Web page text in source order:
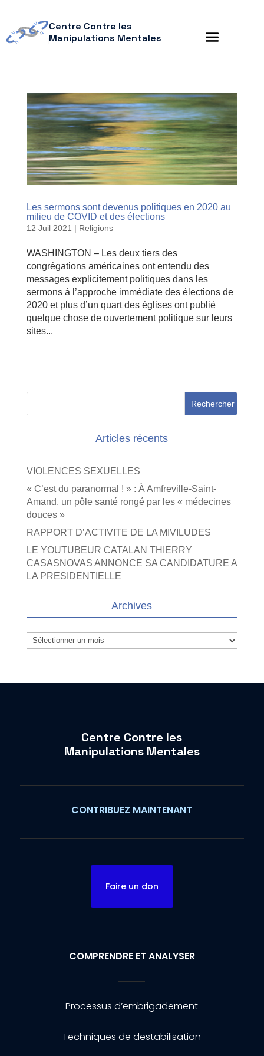
Centre Contre les
Manipulations Mentales
Les sermons sont devenus politiques en 2020 au
milieu de COVID et des élections
12 Juil 2021 | Religions
WASHINGTON – Les deux tiers des
congrégations américaines ont entendu des
messages explicitement politiques dans les
sermons à l’approche immédiate des élections de
2020 et plus d’un quart des églises ont publié
quelque chose de ouvertement politique sur leurs
sites...
Articles récents
VIOLENCES SEXUELLES
« C’est du paranormal ! » : À Amfreville-Saint-
Amand, un pôle santé rongé par les « médecines
douces »
RAPPORT D’ACTIVITE DE LA MIVILUDES
LE YOUTUBEUR CATALAN THIERRY
CASASNOVAS ANNONCE SA CANDIDATURE A
LA PRESIDENTIELLE
Archives
Archives
Centre Contre les
Manipulations Mentales
CONTRIBUEZ MAINTENANT
Faire un don
COMPRENDRE ET ANALYSER
Processus d’embrigadement
Techniques de destabilisation